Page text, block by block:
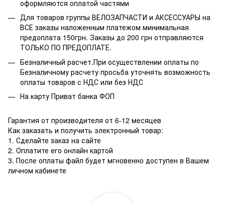
оформляются оплатой частями
Для товаров группы ВЕЛОЗАПЧАСТИ и АКСЕССУАРЫ на
ВСЕ заказы наложенным платежом минимальная
предоплата 150грн. Заказы до 200 грн отправляются
ТОЛЬКО ПО ПРЕДОПЛАТЕ.
Безналичный расчет.При осуществлении оплаты по
Безналичному расчету просьба уточнять возможность
оплаты товаров с НДС или без НДС
На карту Приват банка ФОП
Гарантия от производителя от 6-12 месяцев
Как заказать и получить электронный товар:
1. Сделайте заказ на сайте
2. Оплатите его онлайн картой
3. После оплаты файл будет мгновенно доступен в Вашем
личном кабинете